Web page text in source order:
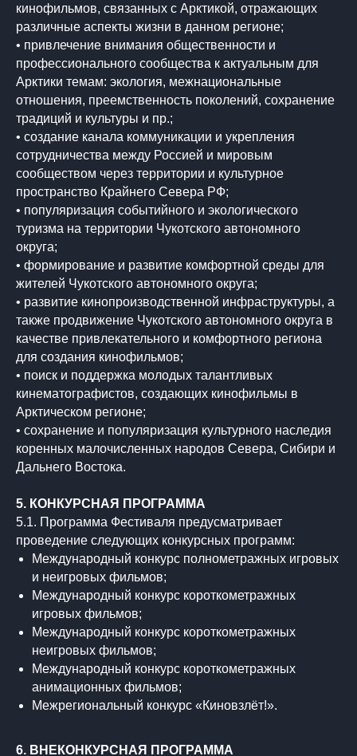
кинофильмов, связанных с Арктикой, отражающих
различные аспекты жизни в данном регионе;
• привлечение внимания общественности и
профессионального сообщества к актуальным для
Арктики темам: экология, межнациональные
отношения, преемственность поколений, сохранение
традиций и культуры и пр.;
• создание канала коммуникации и укрепления
сотрудничества между Россией и мировым
сообществом через территории и культурное
пространство Крайнего Севера РФ;
• популяризация событийного и экологического
туризма на территории Чукотского автономного
округа;
• формирование и развитие комфортной среды для
жителей Чукотского автономного округа;
• развитие кинопроизводственной инфраструктуры, а
также продвижение Чукотского автономного округа в
качестве привлекательного и комфортного региона
для создания кинофильмов;
• поиск и поддержка молодых талантливых
кинематографистов, создающих кинофильмы в
Арктическом регионе;
• сохранение и популяризация культурного наследия
коренных малочисленных народов Севера, Сибири и
Дальнего Востока.
5. КОНКУРСНАЯ ПРОГРАММА
5.1. Программа Фестиваля предусматривает
проведение следующих конкурсных программ:
Международный конкурс полнометражных игровых
и неигровых фильмов;
Международный конкурс короткометражных
игровых фильмов;
Международный конкурс короткометражных
неигровых фильмов;
Международный конкурс короткометражных
анимационных фильмов;
Межрегиональный конкурс «Киновзлёт!».
6. ВНЕКОНКУРСНАЯ ПРОГРАММА